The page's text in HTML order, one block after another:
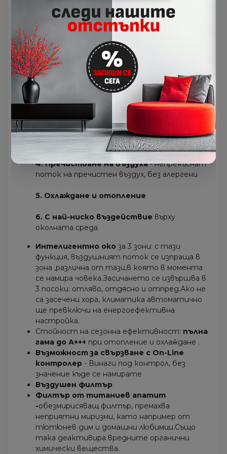
вентилация от 30m3/h може да изпълни с
чист въздух помещение с площ 26m2 за по-
малко от два часа, а входящият въздух са
довежда до желаната температура без
топлинни загуби.
1. Уруру
- овлажняване без допълнително
водно снабдяване.
Бързо и ефективно овлажняване.
2. Сарара
- изсушаване без излишно
3. Вентилация- свеж въздух, дори при
затворени прозорци
4. Пречистване на въздуха- непрекъснат
поток на пречистен въздух, без алергени
5. Охлаждане и отопление
6. С най-ниско въздействие върху
околната среда
Интелигентно око за 3 зони: с тази
функция, въздушният поток се изпраща в
зона ,различна от тази,в която в момента
се намира човека.Засичането се извършва в
3 посоки: отляво, отдясно и отпред.Ако не
са засечени хора, климатика автоматично
ще превключи на енергоефективна
настройка.
Стойност на сезонна ефективност: пълна
гама до А+++ при отопление и охлаждане .
Възможност за свързване с On-Line
контролер - Винаги под контрол, без
значение къде се намирате
Въздушен филтър
Филтър от титаниев апатит
-обезмирисяващ филтър, премахва
неприятни миризми, като например от
тютюнев дим и домашни любимци.Също
така деактивира вредните органични
химически вещества.